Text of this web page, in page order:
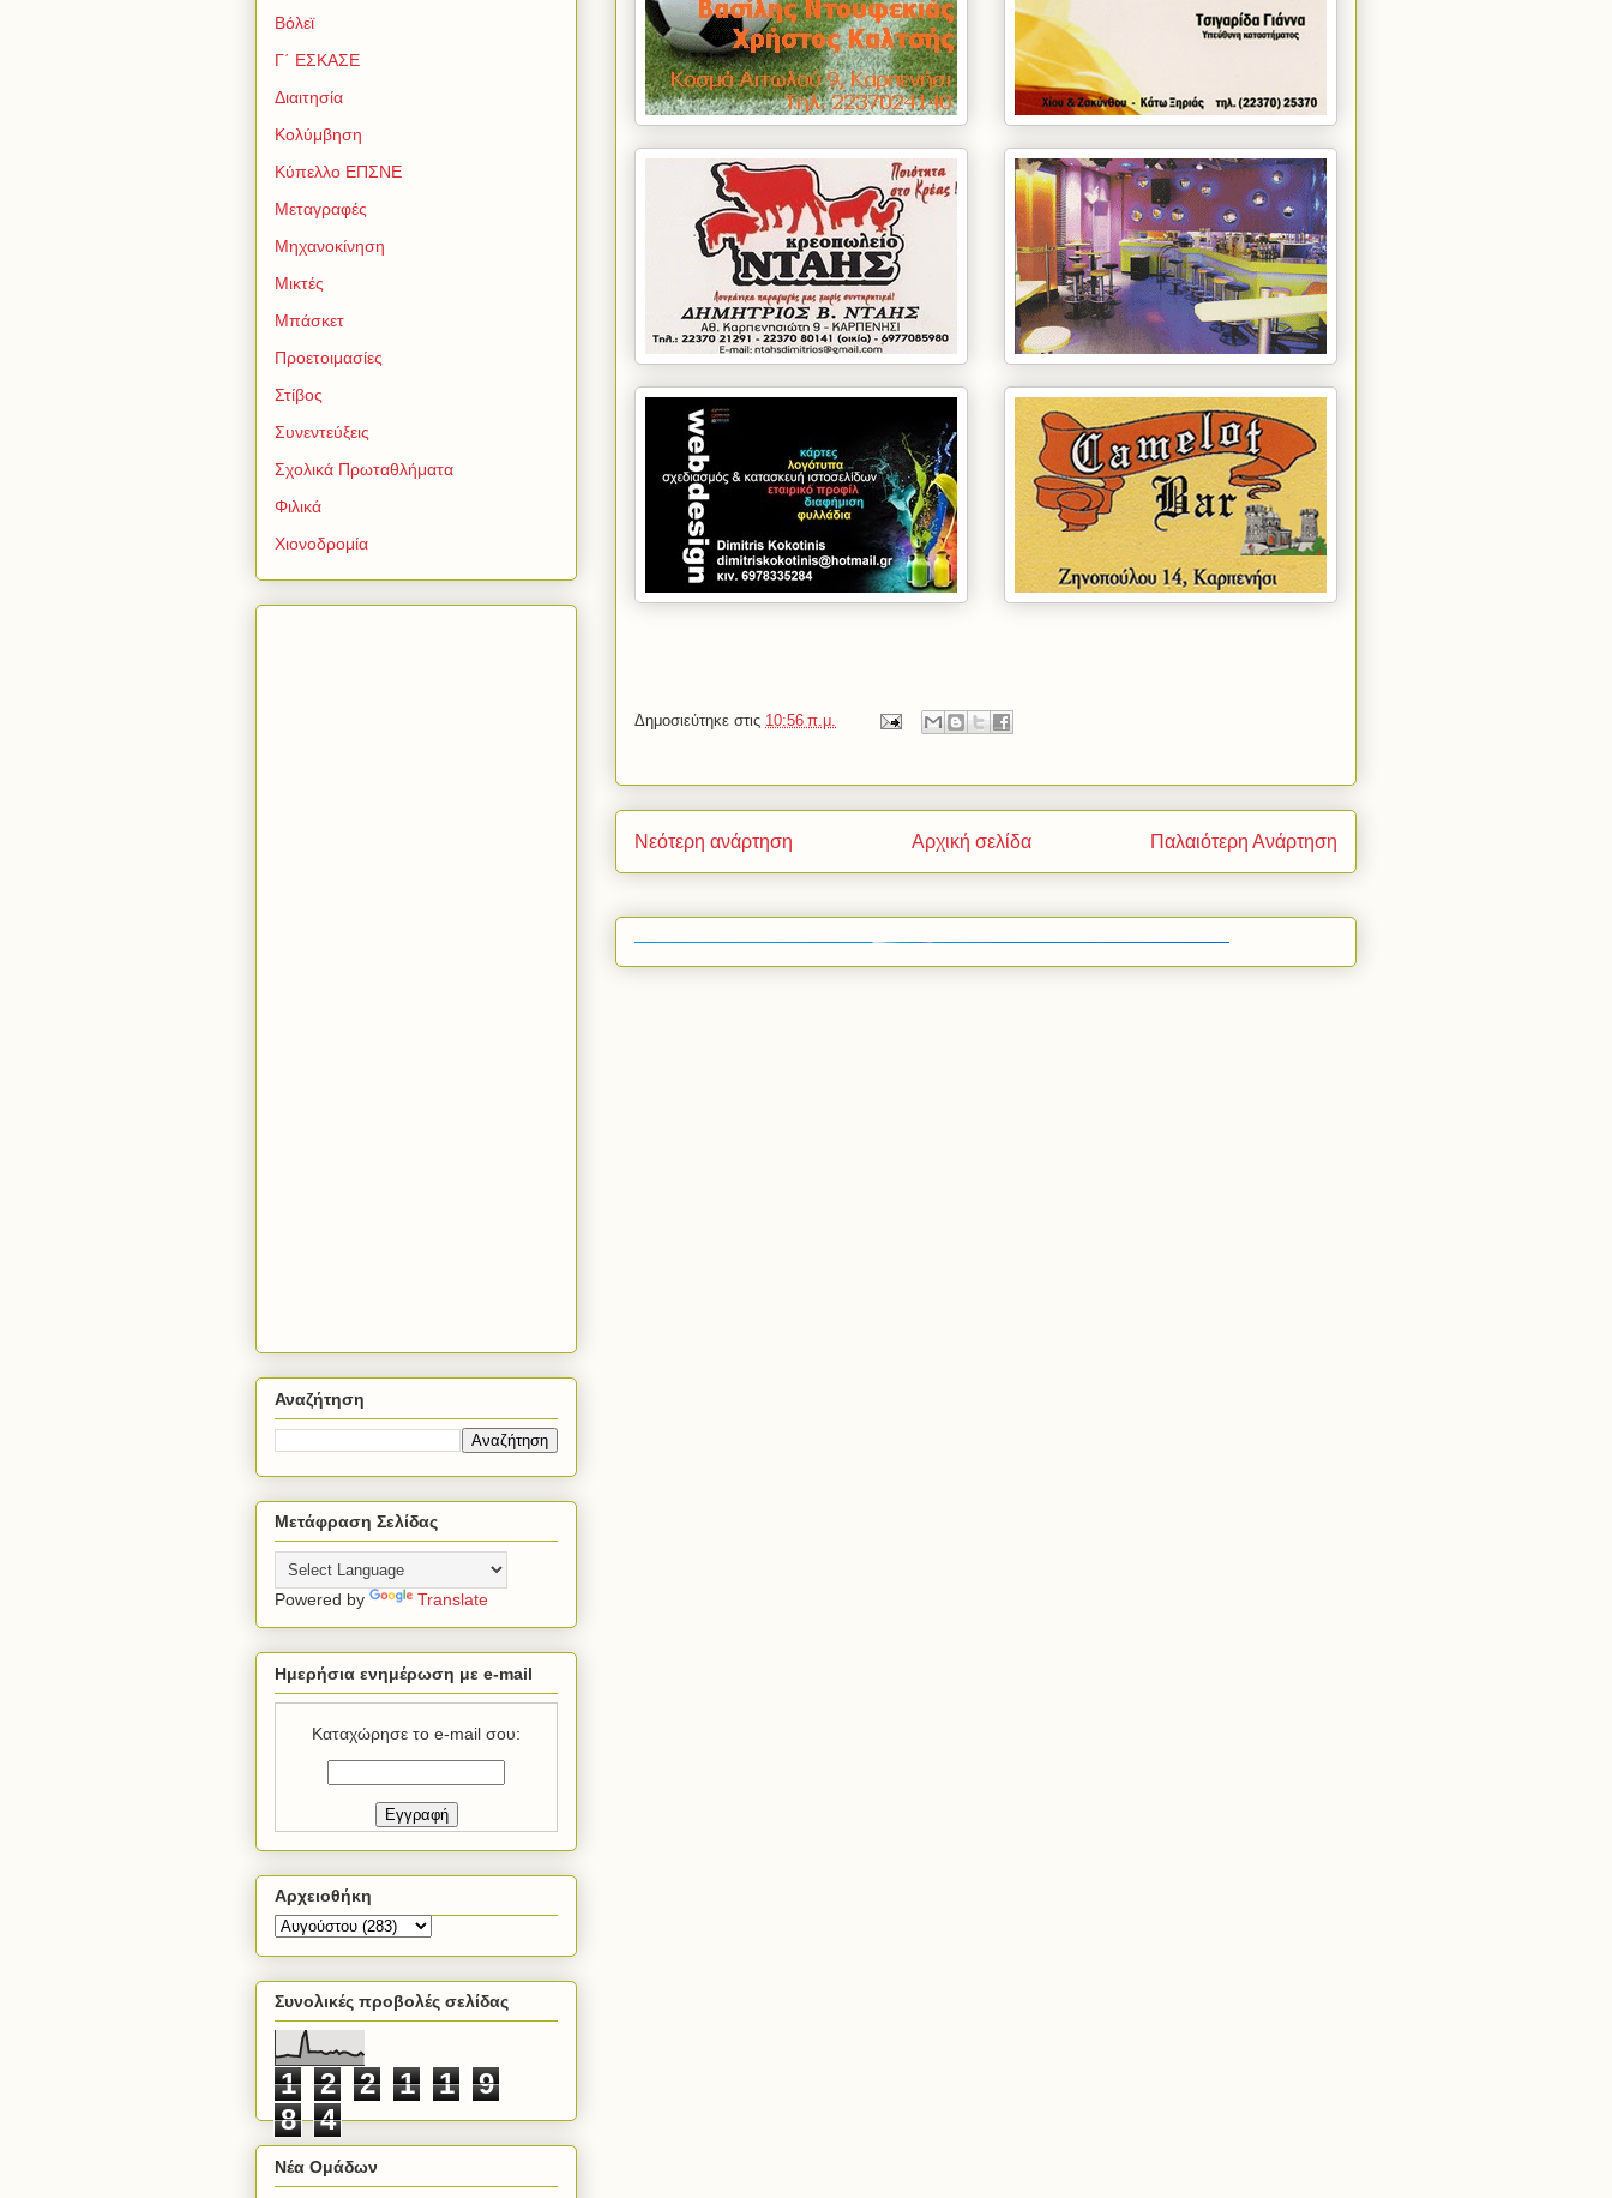
Δημοσιεύτηκε στις 10:56 π.μ.
Νεότερη ανάρτηση Παλαιότερη Ανάρτηση
Αρχική σελίδα
Βόλεϊ
Γ΄ ΕΣΚΑΣΕ
Διαιτησία
Κολύμβηση
Κύπελλο ΕΠΣΝΕ
Μεταγραφές
Μηχανοκίνηση
Μικτές
Μπάσκετ
Προετοιμασίες
Στίβος
Συνεντεύξεις
Σχολικά Πρωταθλήματα
Φιλικά
Χιονοδρομία
Αναζήτηση
Μετάφραση Σελίδας
Powered by Translate
Ημερήσια ενημέρωση με e-mail
Καταχώρησε το e-mail σου:
Αρχειοθήκη
Συνολικές προβολές σελίδας
1 2 2 1 1
9
8
4
Νέα Ομάδων